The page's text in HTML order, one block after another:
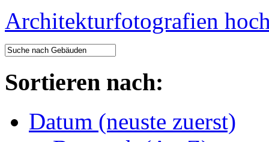
Architekturfotografien
Sortieren nach:
Datum (neuste zuerst)